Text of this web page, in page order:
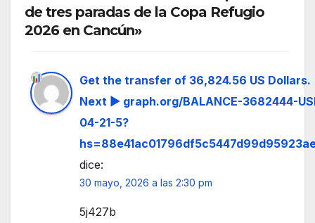
de tres paradas de la Copa Refugio
2026 en Cancún»
Get the transfer of 36,824.56 US Dollars.
Next ▶ graph.org/BALANCE-3682444-
04-21-5?
dice:
30 mayo, 2026 a las 2:30 pm
5j427b